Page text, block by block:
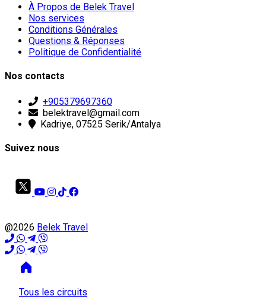
À Propos de Belek Travel
Nos services
Conditions Générales
Questions & Réponses
Politique de Confidentialité
Nos contacts
+905379697360
belektravel@gmail.com
Kadriye, 07525 Serik/Antalya
Suivez nous
@2026 Belek Travel
Tous les circuits